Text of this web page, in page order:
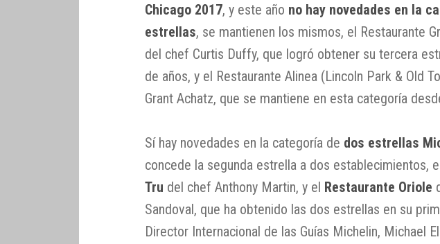
Chicago 2017, y este año no hay novedades en la
estrellas, se mantienen los mismos, el Restaurante
del chef Curtis Duffy, que logró obtener su tercera
de años, y el Restaurante Alinea (Lincoln Park & Old
Grant Achatz, que se mantiene en esta categoría
Sí hay novedades en la categoría de dos estrellas
concede la segunda estrella a dos establecimientos,
Tru del chef Anthony Martin, y el Restaurante Oriole
Sandoval, que ha obtenido las dos estrellas en su
Director Internacional de las Guías Michelin, Michael